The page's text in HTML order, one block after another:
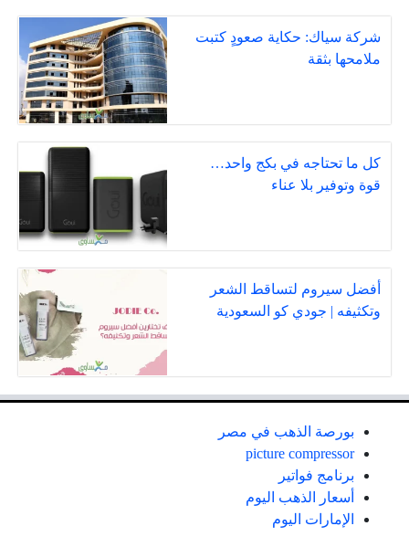
شركة سياك: حكاية صعودٍ كتبت
ملامحها بثقة
كل ما تحتاجه في بكج واحد…
قوة وتوفير بلا عناء
أفضل سيروم لتساقط الشعر
وتكثيفه | جودي كو السعودية
بورصة الذهب في مصر
picture compressor
برنامج فواتير
أسعار الذهب اليوم
الإمارات اليوم